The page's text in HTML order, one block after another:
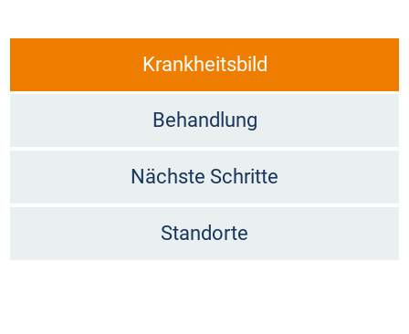
Krankheitsbild
Behandlung
Nächste Schritte
Standorte